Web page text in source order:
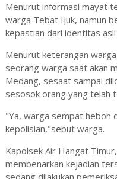
Menurut informasi mayat
warga Tebat Ijuk, namun
kepastian dari identitas
Menurut keterangan
seorang warga saat akan
Medang, sesaat sampai
sesosok orang yang telah
"Ya, warga sempat heboh
kepolisian,"sebut warga.
Kapolsek Air Hangat
membenarkan kejadian